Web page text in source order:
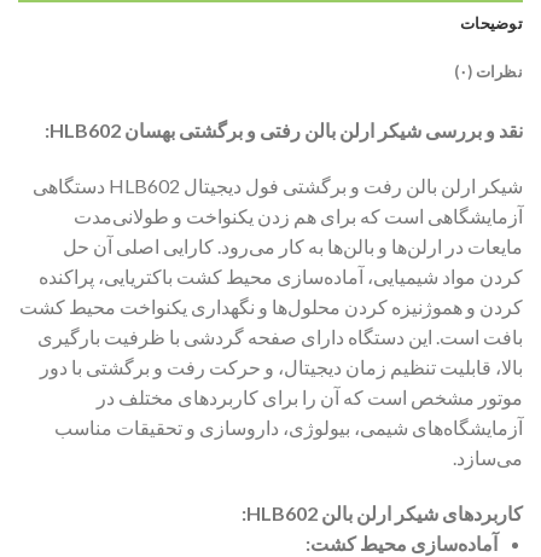
توضیحات
نظرات (۰)
نقد و بررسی شیکر ارلن بالن رفتی و برگشتی بهسان HLB602:
شیکر ارلن بالن رفت و برگشتی فول دیجیتال HLB602 دستگاهی
آزمایشگاهی است که برای هم زدن یکنواخت و طولانی‌مدت
مایعات در ارلن‌ها و بالن‌ها به کار می‌رود. کارایی اصلی آن حل
کردن مواد شیمیایی، آماده‌سازی محیط کشت باکتریایی، پراکنده
کردن و هموژنیزه کردن محلول‌ها و نگهداری یکنواخت محیط کشت
بافت است. این دستگاه دارای صفحه گردشی با ظرفیت بارگیری
بالا، قابلیت تنظیم زمان دیجیتال، و حرکت رفت و برگشتی با دور
موتور مشخص است که آن را برای کاربردهای مختلف در
آزمایشگاه‌های شیمی، بیولوژی، داروسازی و تحقیقات مناسب
می‌سازد.
کاربردهای شیکر ارلن بالن HLB602:
آماده‌سازی محیط کشت: